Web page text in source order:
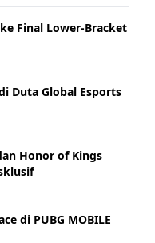
Final Lower-Bracket
Duta Global Esports
Honor of Kings
di PUBG MOBILE